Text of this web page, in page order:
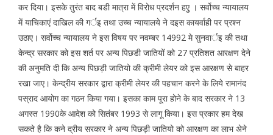
कर दिया। इसके तुरंत बाद बडी मात्रा में विरोध प्रदर्शन हएु । सर्वोच्च न्यायालय
में याचिकाएं दाखिल की गर्इ तथा उच्च न्यायालये ने दइस कायर्वाही पर प्रश्न
उठाए। सर्वोच्च न्यायालय ने इस विषय पर नवम्बर 14992 मे सुनवार्इ की तथा
केन्द्र सरकार को इस शर्त पर अन्य पिछडी जातियों को 27 प्रतिशत आरक्षण देने
की अनुमति दी कि अन्य पिछड़ी जातियो की क्रीमी लेयर को इस आरक्षण से बाहर
रखा जाए। केन्द्रीय सरकार द्वारा क्रीमी लेयर की पहचान करने के लिये रामानंद
पस्राद आयोग का गठन किया गया। इसका काम पूरा होने के बाद सरकार ने 13
अगस्त 1990के आदेश को सितंबर 1993 से लागू किया। इस प्रकार हम देख
सकते है कि कने द्रीय सरकार ने अन्य पिछड़ी जातियो को आरक्षण का लाभ अेने